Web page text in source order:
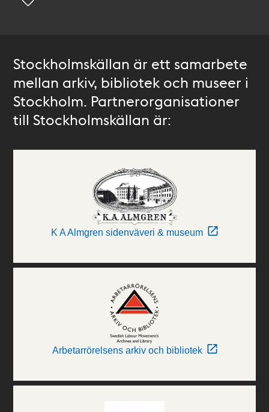
Stockholmskällan är ett samarbete
mellan arkiv, bibliotek och museer i
Stockholm. Partnerorganisationer
till Stockholmskällan är:
K A Almgren sidenväveri & museum
Arbetarrörelsens arkiv och bibliotek